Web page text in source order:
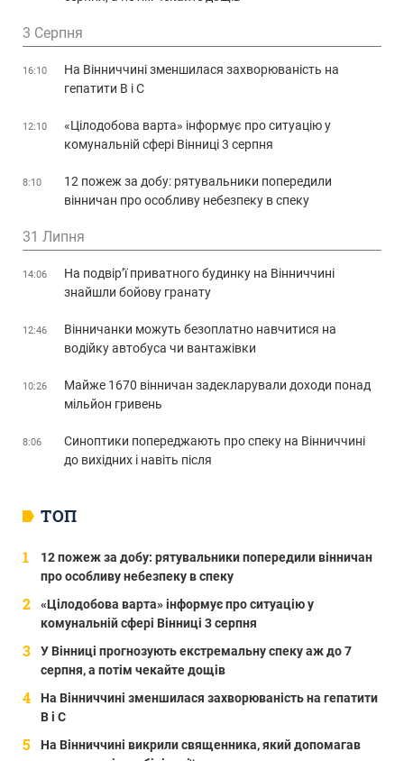
ТОП
12 пожеж за добу: рятувальники попередили вінничан
про особливу небезпеку в спеку
«Цілодобова варта» інформує про ситуацію у
комунальній сфері Вінниці 3 серпня
У Вінниці прогнозують екстремальну спеку аж до 7
серпня, а потім чекайте дощів
На Вінниччині зменшилася захворюваність на гепатити
В і С
На Вінниччині викрили священника, який допомагав
3 Серпня
16:10
На Вінниччині зменшилася захворюваність на
гепатити В і С
12:10
«Цілодобова варта» інформує про ситуацію у
комунальній сфері Вінниці 3 серпня
8:10
12 пожеж за добу: рятувальники попередили
вінничан про особливу небезпеку в спеку
31 Липня
14:06
На подвір’ї приватного будинку на Вінниччині
знайшли бойову гранату
12:46
Вінничанки можуть безоплатно навчитися на
водійку автобуса чи вантажівки
10:26
Майже 1670 вінничан задекларували доходи понад
мільйон гривень
8:06
Синоптики попереджають про спеку на Вінниччині
до вихідних і навіть після